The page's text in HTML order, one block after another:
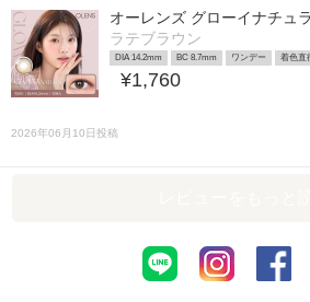
オーレンズ グローイナチュ
ラテブラウン
DIA 14.2mm BC 8.7mm ワンデー 着色直
¥1,760
2026年06月10日投稿